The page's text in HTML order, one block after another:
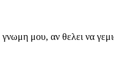
μου, αν θελει να